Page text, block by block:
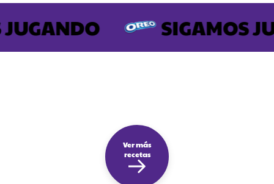
SIGAMOS
Ver más
recetas